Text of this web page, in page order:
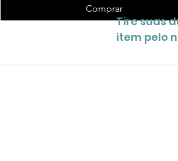
Comprar
Tire suas
item pelo